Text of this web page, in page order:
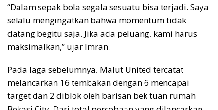
“Dalam sepak bola segala sesuatu bisa terjadi. Saya
selalu mengingatkan bahwa momentum tidak
datang begitu saja. Jika ada peluang, kami harus
maksimalkan,” ujar Imran.
Pada laga sebelumnya, Malut United tercatat
melancarkan 16 tembakan dengan 6 mencapai
target dan 2 diblok oleh barisan bek tuan rumah